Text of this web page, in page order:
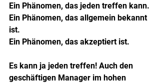
Ein Phänomen, das jeden treffen kann.
Ein Phänomen, das allgemein bekannt
ist.
Ein Phänomen, das akzeptiert ist.
Es kann ja jeden treffen! Auch den
geschäftigen Manager im hohen